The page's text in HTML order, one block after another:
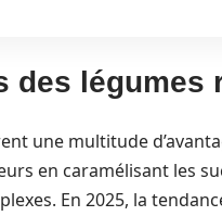
des légumes
une multitude
en caramélisant les
En 2025, la